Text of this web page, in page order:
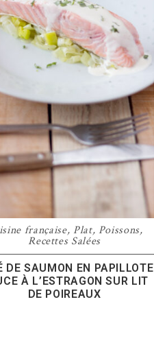
française, Plat, Poissons,
Recettes Salées
DE SAUMON EN PAPILLOTE
À L’ESTRAGON SUR LIT
DE POIREAUX